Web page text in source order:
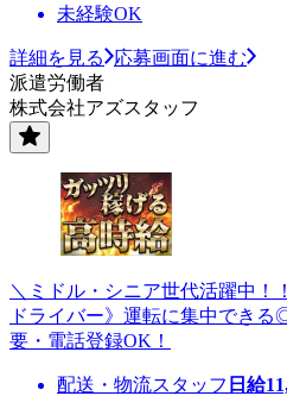
未経験OK
詳細を見る
応募画面に進む
派遣労働者
株式会社アズスタッフ
＼ミドル・シニア世代活躍中！
ドライバー》運転に集中でき
要・電話登録OK！
配送・物流スタッフ 日給